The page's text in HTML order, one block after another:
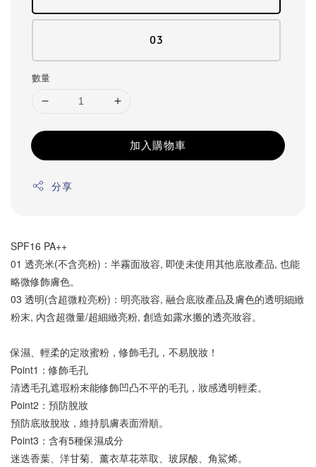
03
數量
加入購物車
分享
SPF16 PA++
01 透亮米(不含亮粉)：半霧面妝容, 即使未使用其他底妝產品, 也能
略微修飾膚色。
03 透明(含超微粒亮粉)：明亮妝容, 融合底妝產品及膚色的透明細緻
粉末, 內含超微量/超細緻亮粉, 創造如露水搬的透亮妝容。
保濕、輕柔的定妝蜜粉，修飾毛孔，不易脫妝！
Point1：修飾毛孔
清透毛孔遮瑕粉末能修飾凹凸不平的毛孔，妝感透明輕柔。
Point2：預防脫妝
預防底妝脫妝，維持肌膚表面滑順。
Point3：含有5種保濕成分
迷迭香葉、洋甘菊、薰衣草花萃取、玻尿酸、角鯊烯。